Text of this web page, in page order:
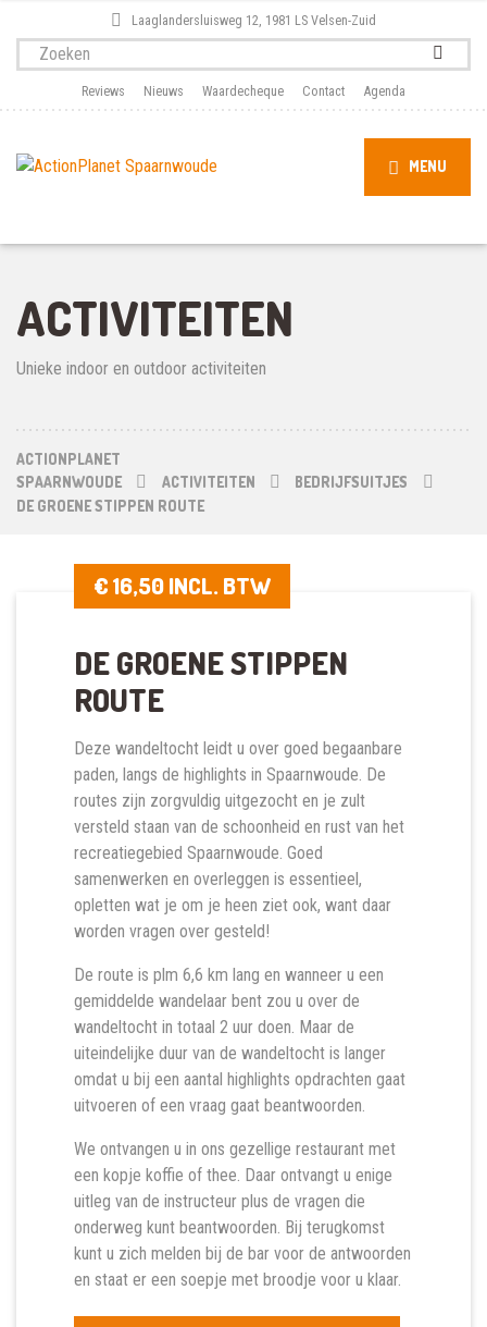
Laaglandersluisweg 12, 1981 LS Velsen-Zuid
Zoek
naar:
Reviews
Nieuws Waardecheque Contact Agenda
MENU
ACTIVITEITEN
Unieke indoor en outdoor activiteiten
ACTIONPLANET
SPAARNWOUDE
ACTIVITEITEN
BEDRIJFSUITJES
DE GROENE STIPPEN ROUTE
€ 16,50 INCL. BTW
DE GROENE STIPPEN
ROUTE
Deze wandeltocht leidt u over goed begaanbare
paden, langs de highlights in Spaarnwoude. De
routes zijn zorgvuldig uitgezocht en je zult
versteld staan van de schoonheid en rust van het
recreatiegebied Spaarnwoude. Goed
samenwerken en overleggen is essentieel,
opletten wat je om je heen ziet ook, want daar
worden vragen over gesteld!
De route is plm 6,6 km lang en wanneer u een
gemiddelde wandelaar bent zou u over de
wandeltocht in totaal 2 uur doen. Maar de
uiteindelijke duur van de wandeltocht is langer
omdat u bij een aantal highlights opdrachten gaat
uitvoeren of een vraag gaat beantwoorden.
We ontvangen u in ons gezellige restaurant met
een kopje koffie of thee. Daar ontvangt u enige
uitleg van de instructeur plus de vragen die
onderweg kunt beantwoorden. Bij terugkomst
kunt u zich melden bij de bar voor de antwoorden
en staat er een soepje met broodje voor u klaar.